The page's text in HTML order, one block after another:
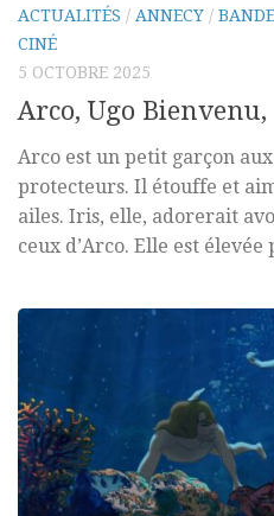
ACTUALITÉS / ANNECY /
CINÉ
5 OCTOBRE 2025
Arco, Ugo Bienvenu,
Arco est un petit garçon
protecteurs. Il étouffe et
ailes. Iris, elle, adorerait
ceux d’Arco. Elle est élevée